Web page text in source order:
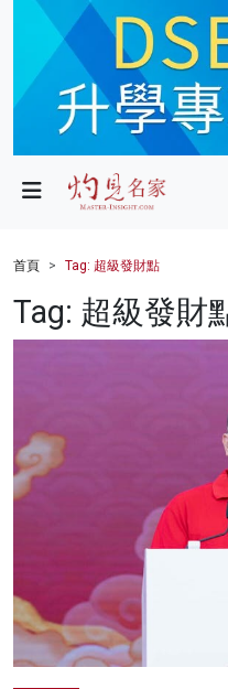
政局
財經
健康
科技
影片
關於我們
首頁 Tag: 超級發財點
Tag: 超級發財